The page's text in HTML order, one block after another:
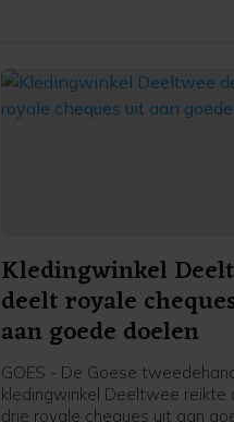
Kledingwinkel
deelt royale
aan goede doelen
GOES - De Goese
kledingwinkel Deeltwee reikte
drie royale cheques uit aan